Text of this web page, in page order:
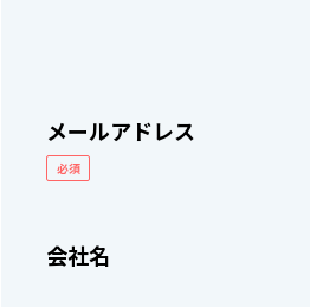
メールアドレス
必須
会社名